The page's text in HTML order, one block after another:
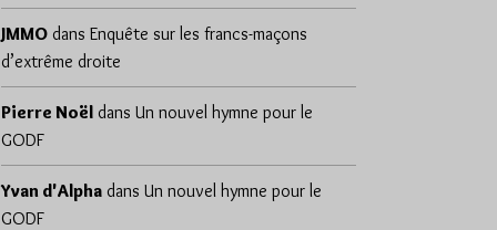
JMMO dans Enquête sur les francs-maçons
d’extrême droite
Pierre Noël dans Un nouvel hymne pour le
GODF
Yvan d'Alpha dans Un nouvel hymne pour le
GODF